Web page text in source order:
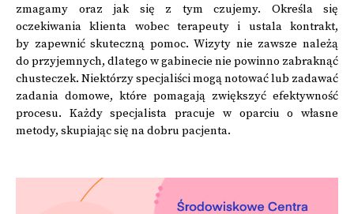
zmagamy oraz jak się z tym czujemy. Określa się
oczekiwania klienta wobec terapeuty i ustala kontrakt,
by zapewnić skuteczną pomoc. Wizyty nie zawsze należą
do przyjemnych, dlatego w gabinecie nie powinno zabraknąć
chusteczek. Niektórzy specjaliści mogą notować lub zadawać
zadania domowe, które pomagają zwiększyć efektywność
procesu. Każdy specjalista pracuje w oparciu o własne
metody, skupiając się na dobru pacjenta.